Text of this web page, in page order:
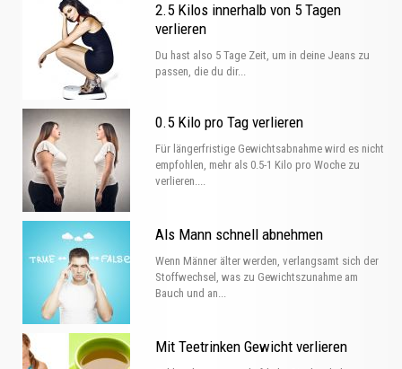
2.5 Kilos innerhalb von 5 Tagen
verlieren
Du hast also 5 Tage Zeit, um in deine Jeans zu
passen, die du dir...
0.5 Kilo pro Tag verlieren
Für längerfristige Gewichtsabnahme wird es nicht
empfohlen, mehr als 0.5-1 Kilo pro Woche zu
verlieren....
Als Mann schnell abnehmen
Wenn Männer älter werden, verlangsamt sich der
Stoffwechsel, was zu Gewichtszunahme am
Bauch und an...
Mit Teetrinken Gewicht verlieren